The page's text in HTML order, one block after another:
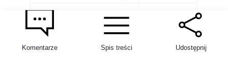
Opłaty za media
(prąd, gaz, internet)
300–600
Komentarze Spis treści Udostępnij